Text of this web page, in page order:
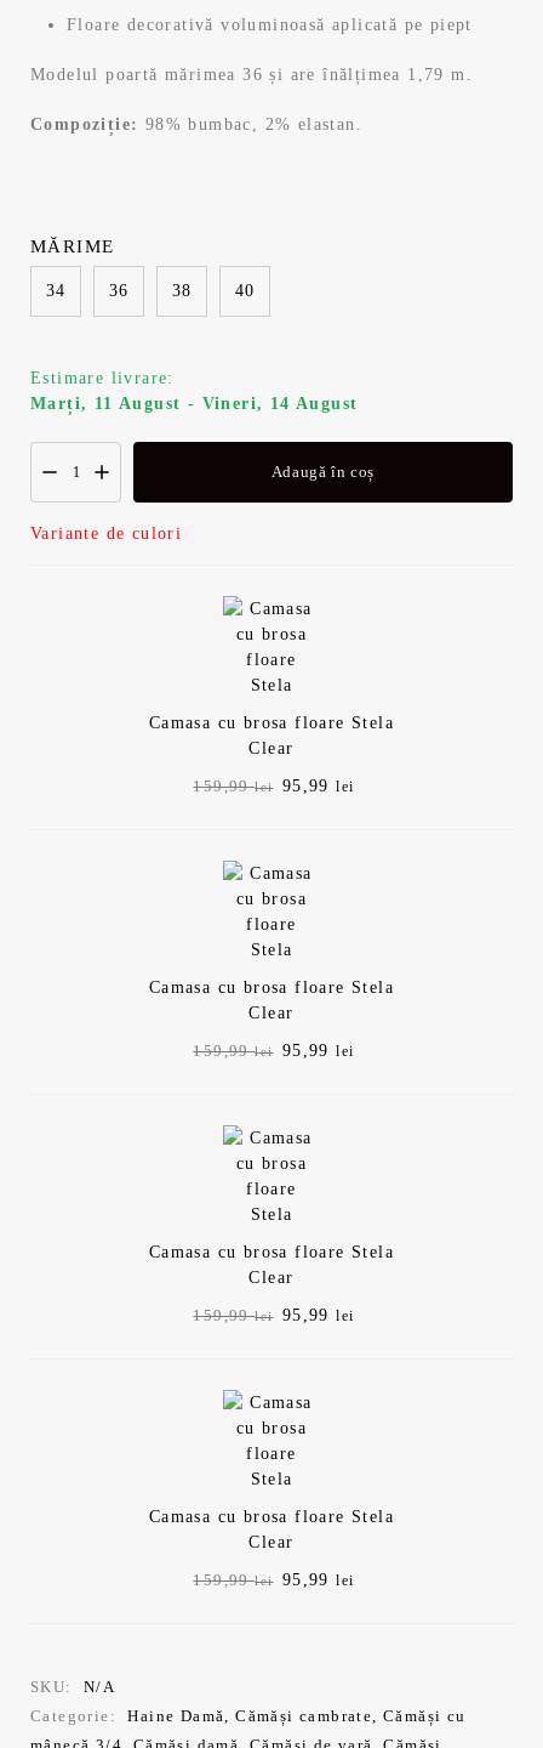
Floare decorativă voluminoasă aplicată pe piept
Modelul poartă mărimea 36 și are înălțimea 1,79 m.
Compoziție: 98% bumbac, 2% elastan.
34 36 38 40
MĂRIME
Estimare livrare:
Marți, 11 August - Vineri, 14 August
Adaugă în coș
Variante de culori
Camasa cu brosa floare Stela
Clear
159,99lei
Prețul
95,99lei
Camasa cu brosa floare Stela
Clear
159,99lei
Prețul
95,99lei
Camasa cu brosa floare Stela
Clear
159,99lei
Prețul
95,99lei
Camasa cu brosa floare Stela
Clear
159,99lei
Prețul
95,99lei
SKU:
N/A
Categorie:
Haine Damă,Cămăși cambrate,Cămăși cu